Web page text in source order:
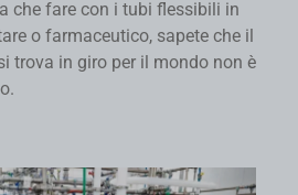
che fare con i tubi flessibili in
o farmaceutico, sapete che il
trova in giro per il mondo non è